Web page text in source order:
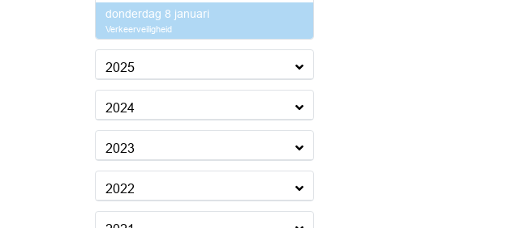
donderdag 8 januari
Verkeerveiligheid
2025
2024
2023
2022